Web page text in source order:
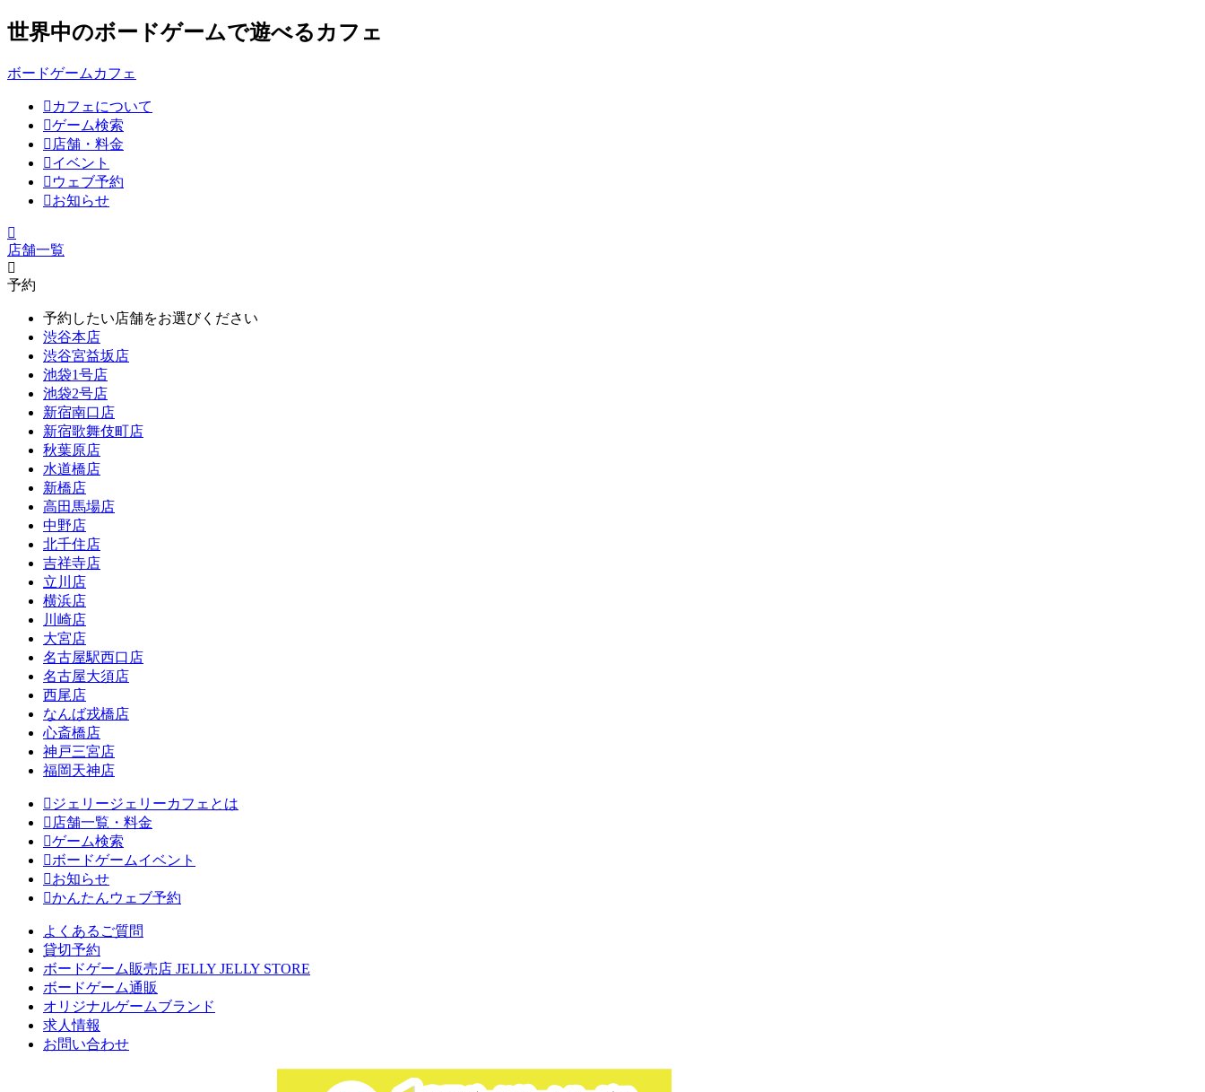
世界中のボードゲームで遊べるカフェ
ボードゲームカフェ
カフェについて
ゲーム検索
店舗・料金
イベント
ウェブ予約
お知らせ
店舗一覧
予約
予約したい店舗をお選びください
渋谷本店
渋谷宮益坂店
池袋1号店
池袋2号店
新宿南口店
新宿歌舞伎町店
秋葉原店
水道橋店
新橋店
高田馬場店
中野店
北千住店
吉祥寺店
立川店
横浜店
川崎店
大宮店
名古屋駅西口店
名古屋大須店
西尾店
なんば戎橋店
心斎橋店
神戸三宮店
福岡天神店
ジェリージェリーカフェとは
店舗一覧・料金
ゲーム検索
ボードゲームイベント
お知らせ
かんたんウェブ予約
よくあるご質問
貸切予約
ボードゲーム販売店 JELLY JELLY STORE
ボードゲーム通販
オリジナルゲームブランド
求人情報
お問い合わせ